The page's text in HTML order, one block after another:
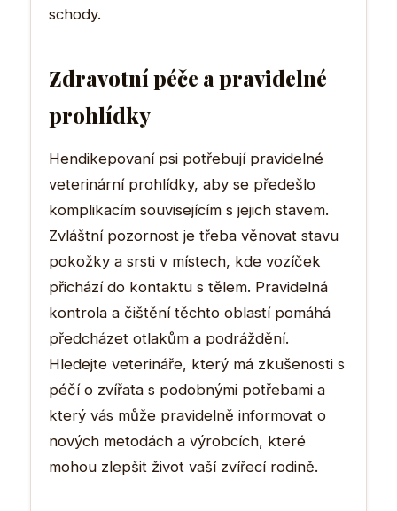
schody.
Zdravotní péče a pravidelné
prohlídky
Hendikepovaní psi potřebují pravidelné
veterinární prohlídky, aby se předešlo
komplikacím souvisejícím s jejich stavem.
Zvláštní pozornost je třeba věnovat stavu
pokožky a srsti v místech, kde vozíček
přichází do kontaktu s tělem. Pravidelná
kontrola a čištění těchto oblastí pomáhá
předcházet otlakům a podráždění.
Hledejte veterináře, který má zkušenosti s
péčí o zvířata s podobnými potřebami a
který vás může pravidelně informovat o
nových metodách a výrobcích, které
mohou zlepšit život vaší zvířecí rodině.